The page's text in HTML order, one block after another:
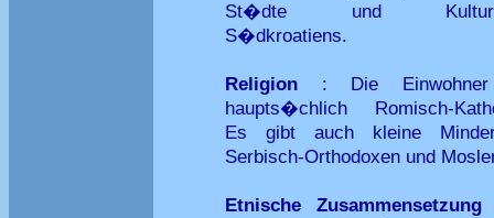
St�dte und
S�dkroatiens.
Religion : Die
haupts�chlich Romisch-
Es gibt auch kleine
Serbisch-Orthodoxen und
Etnische Zusammensetzung